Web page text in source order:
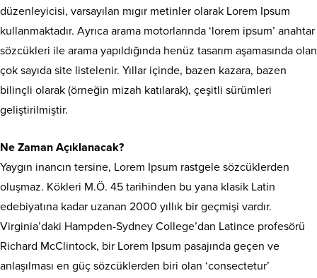
düzenleyicisi, varsayılan mıgır metinler olarak Lorem Ipsum
kullanmaktadır. Ayrıca arama motorlarında ‘lorem ipsum’ anahtar
sözcükleri ile arama yapıldığında henüz tasarım aşamasında olan
çok sayıda site listelenir. Yıllar içinde, bazen kazara, bazen
bilinçli olarak (örneğin mizah katılarak), çeşitli sürümleri
geliştirilmiştir.
Ne Zaman Açıklanacak?
Yaygın inancın tersine, Lorem Ipsum rastgele sözcüklerden
oluşmaz. Kökleri M.Ö. 45 tarihinden bu yana klasik Latin
edebiyatına kadar uzanan 2000 yıllık bir geçmişi vardır.
Virginia’daki Hampden-Sydney College’dan Latince profesörü
Richard McClintock, bir Lorem Ipsum pasajında geçen ve
anlaşılması en güç sözcüklerden biri olan ‘consectetur’